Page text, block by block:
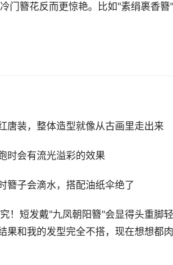
门簪花反而更惊艳。比如"素绢裹香
唐装，整体造型就像从古画里走出来
时会有流光溢彩的效果
簪子会滴水，搭配油纸伞绝了
！短发戴"九凤朝阳簪"会显得头重脚
和我的发型完全不搭，现在想想都肉